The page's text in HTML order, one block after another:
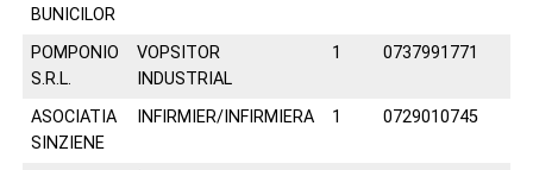
BUNICILOR
POMPONIO
S.R.L.
VOPSITOR
INDUSTRIAL
1 0737991771
ASOCIATIA
SINZIENE
INFIRMIER/INFIRMIERA 1 0729010745